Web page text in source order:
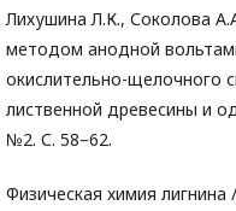
Лихушина Л.К., Соколова
методом анодной
окислительно-щелочного
лиственной древесины и
№2. С. 58–62.
Физическая химия